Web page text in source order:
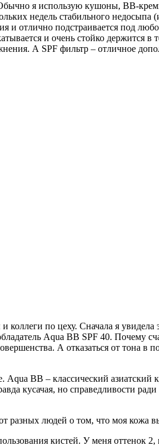
я использую кушоны, BB-
недель стабильного
и отлично подстраивается под
и очень стойко держится
А SPF фильтр – отличное
по цеху. Сначала я
Aqua BB SPF 40.
А отказаться от тона в
Aqua BB – классический
кусачая, но справедливости ради
разных людей о том, что моя кожа
кистей. У меня